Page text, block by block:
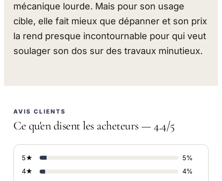
mécanique lourde. Mais pour son usage
cible, elle fait mieux que dépanner et son prix
la rend presque incontournable pour qui veut
soulager son dos sur des travaux minutieux.
AVIS CLIENTS
Ce qu'en disent les acheteurs — 4.4/5
5★
5%
4★
4%